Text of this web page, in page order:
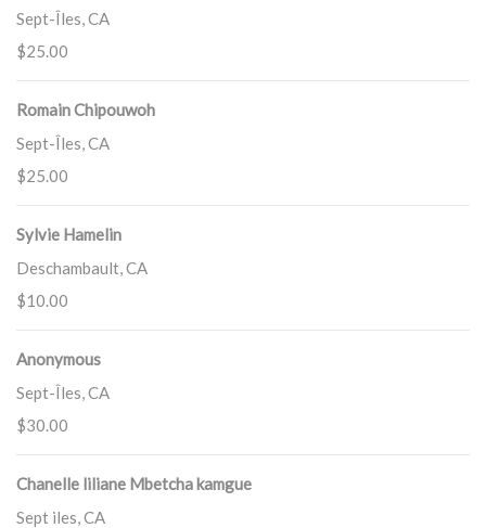
Sept-Îles, CA
$25.00
Romain Chipouwoh
Sept-Îles, CA
$25.00
Sylvie Hamelin
Deschambault, CA
$10.00
Anonymous
Sept-Îles, CA
$30.00
Chanelle liliane Mbetcha kamgue
Sept iles, CA